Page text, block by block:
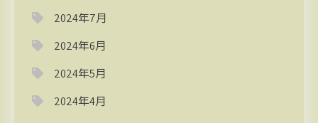
2024年7月
2024年6月
2024年5月
2024年4月